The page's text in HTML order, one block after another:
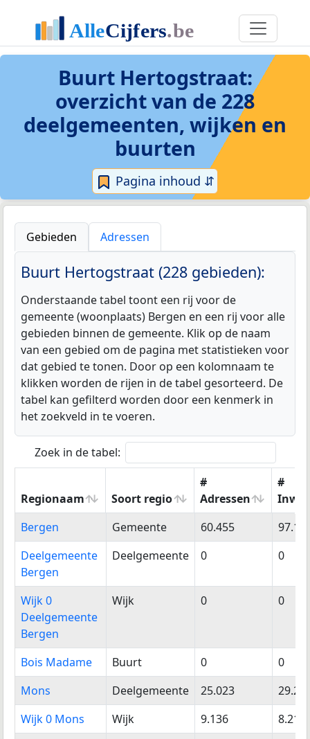
Buurt Hertogstraat:
overzicht van de 228
deelgemeenten, wijken en
buurten
Pagina inhoud ⇵
Gebieden Adressen
Buurt Hertogstraat (228 gebieden):
Onderstaande tabel toont een rij voor de
gemeente (woonplaats) Bergen en een rij voor alle
gebieden binnen de gemeente. Klik op de naam
van een gebied om de pagina met statistieken voor
dat gebied te tonen. Door op een kolomnaam te
klikken worden de rijen in de tabel gesorteerd. De
tabel kan gefilterd worden door een kenmerk in
het zoekveld in te voeren.
Zoek in de tabel:
Regionaam Soort regio
#
Adressen
#
Regionaam
Soort regio
#
Adressen
#
Bergen Gemeente 60.455
Deelgemeente
Bergen
Deelgemeente 0 0
Wijk 0
Deelgemeente
Bergen
Wijk 0 0
Bois Madame Buurt 0
0
Mons
Deelgemeente 25.023
Wijk 0 Mons
Wijk 9.136
8.212